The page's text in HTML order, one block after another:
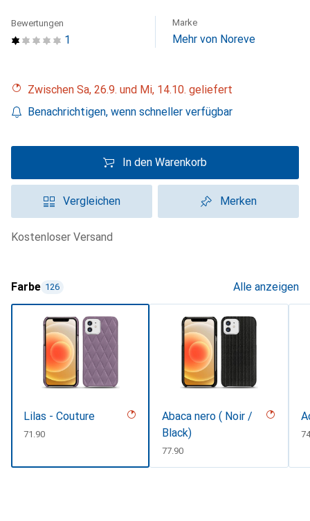
1
Bewertungen Marke
Mehr von Noreve
Zwischen Sa, 26.9. und Mi, 14.10. geliefert
Benachrichtigen, wenn schneller verfügbar
In den Warenkorb
Vergleichen Merken
kostenloser Versand
Farbe 126 Alle anzeigen
Lilas - Couture
CHF
71.90
Abaca nero ( Noir /
Black)
CHF
77.90